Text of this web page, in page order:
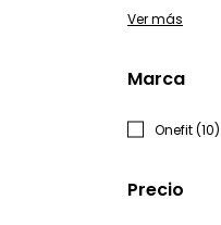
Ver más
Marca
Onefit (10)
Precio